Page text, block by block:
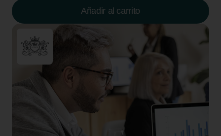
Añadir al carrito